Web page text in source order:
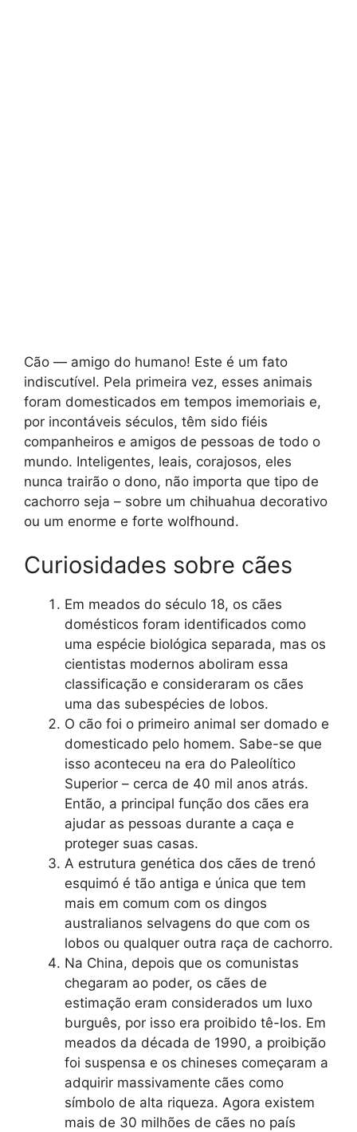
Cão — amigo do humano! Este é um fato
indiscutível. Pela primeira vez, esses animais
foram domesticados em tempos imemoriais e,
por incontáveis ​​séculos, têm sido fiéis
companheiros e amigos de pessoas de todo o
mundo. Inteligentes, leais, corajosos, eles
nunca trairão o dono, não importa que tipo de
cachorro seja – sobre um chihuahua decorativo
ou um enorme e forte wolfhound.
Curiosidades sobre cães
Em meados do século 18, os cães
domésticos foram identificados como
uma espécie biológica separada, mas os
cientistas modernos aboliram essa
classificação e consideraram os cães
uma das subespécies de lobos.
O cão foi o primeiro animal ser domado e
domesticado pelo homem. Sabe-se que
isso aconteceu na era do Paleolítico
Superior – cerca de 40 mil anos atrás.
Então, a principal função dos cães era
ajudar as pessoas durante a caça e
proteger suas casas.
A estrutura genética dos cães de trenó
esquimó é tão antiga e única que tem
mais em comum com os dingos
australianos selvagens do que com os
lobos ou qualquer outra raça de cachorro.
Na China, depois que os comunistas
chegaram ao poder, os cães de
estimação eram considerados um luxo
burguês, por isso era proibido tê-los. Em
meados da década de 1990, a proibição
foi suspensa e os chineses começaram a
adquirir massivamente cães como
símbolo de alta riqueza. Agora existem
mais de 30 milhões de cães no país